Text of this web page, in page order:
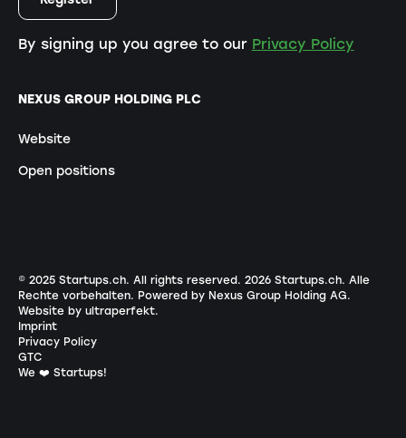
NEXUS GROUP HOLDING PLC
Website
Open positions
By signing up you agree to our Privacy Policy
© 2025 Startups.ch. All rights reserved. 2026Startups.ch. Alle
Rechte vorbehalten. Powered by Nexus Group Holding AG.
Website by ultraperfekt.
Imprint
Privacy Policy
GTC
We ❤️ Startups!